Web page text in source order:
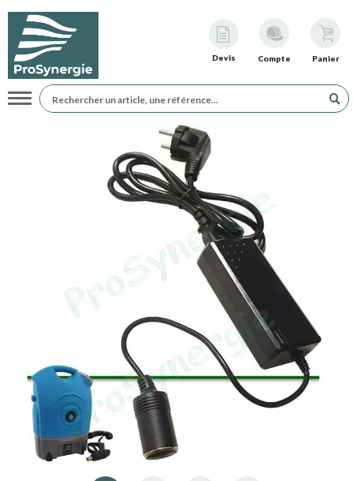
Devis Compte Panier
Navigation